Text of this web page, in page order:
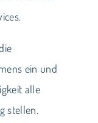
ein und
alle
stellen.